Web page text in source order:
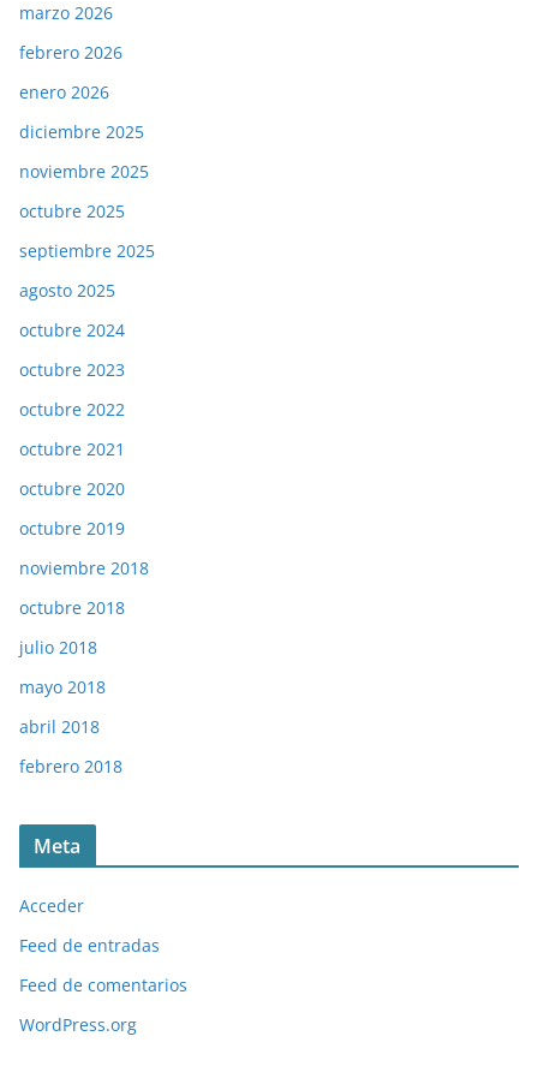
marzo 2026
febrero 2026
enero 2026
diciembre 2025
noviembre 2025
octubre 2025
septiembre 2025
agosto 2025
octubre 2024
octubre 2023
octubre 2022
octubre 2021
octubre 2020
octubre 2019
noviembre 2018
octubre 2018
julio 2018
mayo 2018
abril 2018
febrero 2018
Meta
Acceder
Feed de entradas
Feed de comentarios
WordPress.org